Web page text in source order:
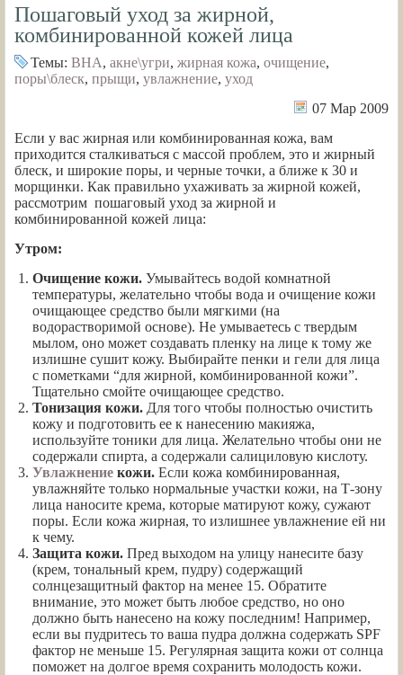
Пошаговый уход за жирной,
комбинированной кожей лица
Темы: BHA, акне\угри, жирная кожа, очищение,
поры\блеск, прыщи, увлажнение, уход
07 Мар 2009
Если у вас жирная или комбинированная кожа, вам
приходится сталкиваться с массой проблем, это и жирный
блеск, и широкие поры, и черные точки, а ближе к 30 и
морщинки. Как правильно ухаживать за жирной кожей,
рассмотрим пошаговый уход за жирной и
комбинированной кожей лица:
Утром:
Очищение кожи. Умывайтесь водой комнатной
температуры, желательно чтобы вода и очищение кожи
очищающее средство были мягкими (на
водорастворимой основе). Не умываетесь с твердым
мылом, оно может создавать пленку на лице к тому же
излишне сушит кожу. Выбирайте пенки и гели для лица
с пометками “для жирной, комбинированной кожи”.
Тщательно смойте очищающее средство.
Тонизация кожи. Для того чтобы полностью очистить
кожу и подготовить ее к нанесению макияжа,
используйте тоники для лица. Желательно чтобы они не
содержали спирта, а содержали салициловую кислоту.
Увлажнение кожи. Если кожа комбинированная,
увлажняйте только нормальные участки кожи, на Т-зону
лица наносите крема, которые матируют кожу, сужают
поры. Если кожа жирная, то излишнее увлажнение ей ни
к чему.
Защита кожи. Пред выходом на улицу нанесите базу
(крем, тональный крем, пудру) содержащий
солнцезащитный фактор на менее 15. Обратите
внимание, это может быть любое средство, но оно
должно быть нанесено на кожу последним! Например,
если вы пудритесь то ваша пудра должна содержать SPF
фактор не меньше 15. Регулярная защита кожи от солнца
поможет на долгое время сохранить молодость кожи.